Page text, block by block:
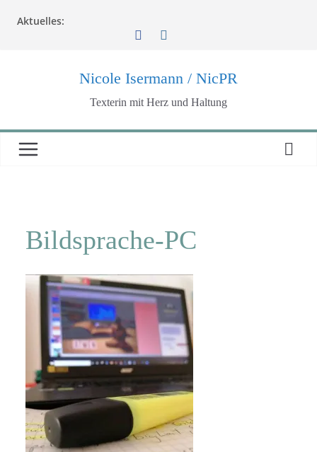
Inhalt
Aktuelles:
Nicole Isermann / NicPR
Texterin mit Herz und Haltung
Bildsprache-PC